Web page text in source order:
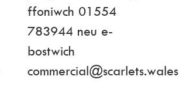
ffoniwch 01554
783944 neu e-
bostwich
commercial@scarlets.wales